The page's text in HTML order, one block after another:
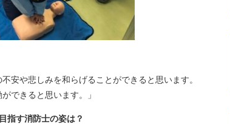
安や悲しみを和らげることができると思います。
できると思います。」
目指す消防士の姿は？